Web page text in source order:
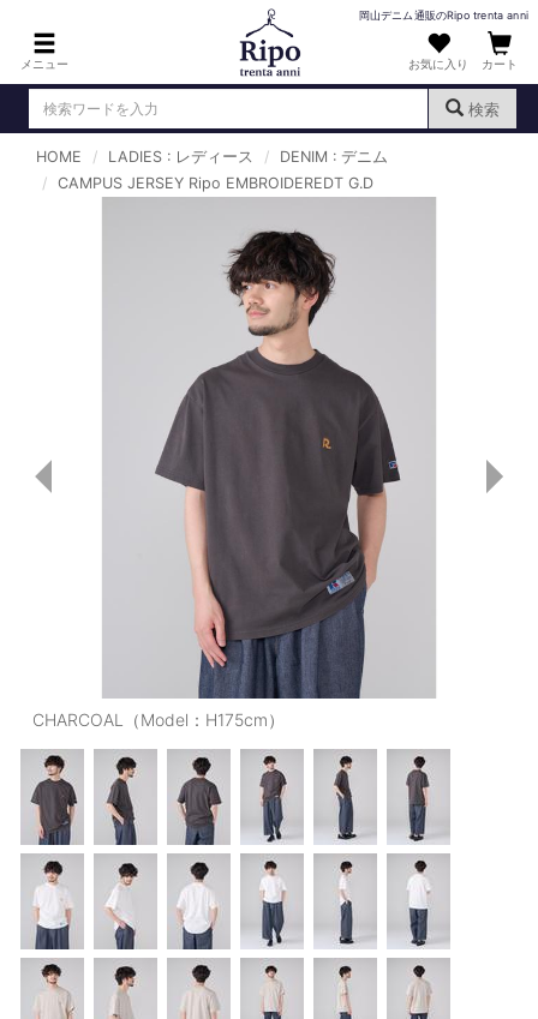
メニュー
岡山デニム通販のRipo trenta anni
お気に入り カート
検索
ログイン （新規会員登録 ）
TOPS : トップス
T-SHIRT : Tシャツ
KNIT : ニット
SHIRT : シャツ
DENIM : デニム
PANTS/SKIRT : パンツ・スカート
TOPS : トップス
OUTERS : アウター
OUTLET : アウトレット
MENS : メンズ
LADIES : レディース
新規会員登録
HOME LADIES : レディース
DENIM : デニム
CAMPUS JERSEY Ripo EMBROIDEREDT G.D
CHARCOAL（Model：H175cm）